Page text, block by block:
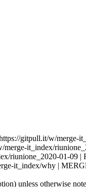
gitpull.it/w/merge-
it_index/
riunione_2020-01-09
it_index/why |
unless otherwise